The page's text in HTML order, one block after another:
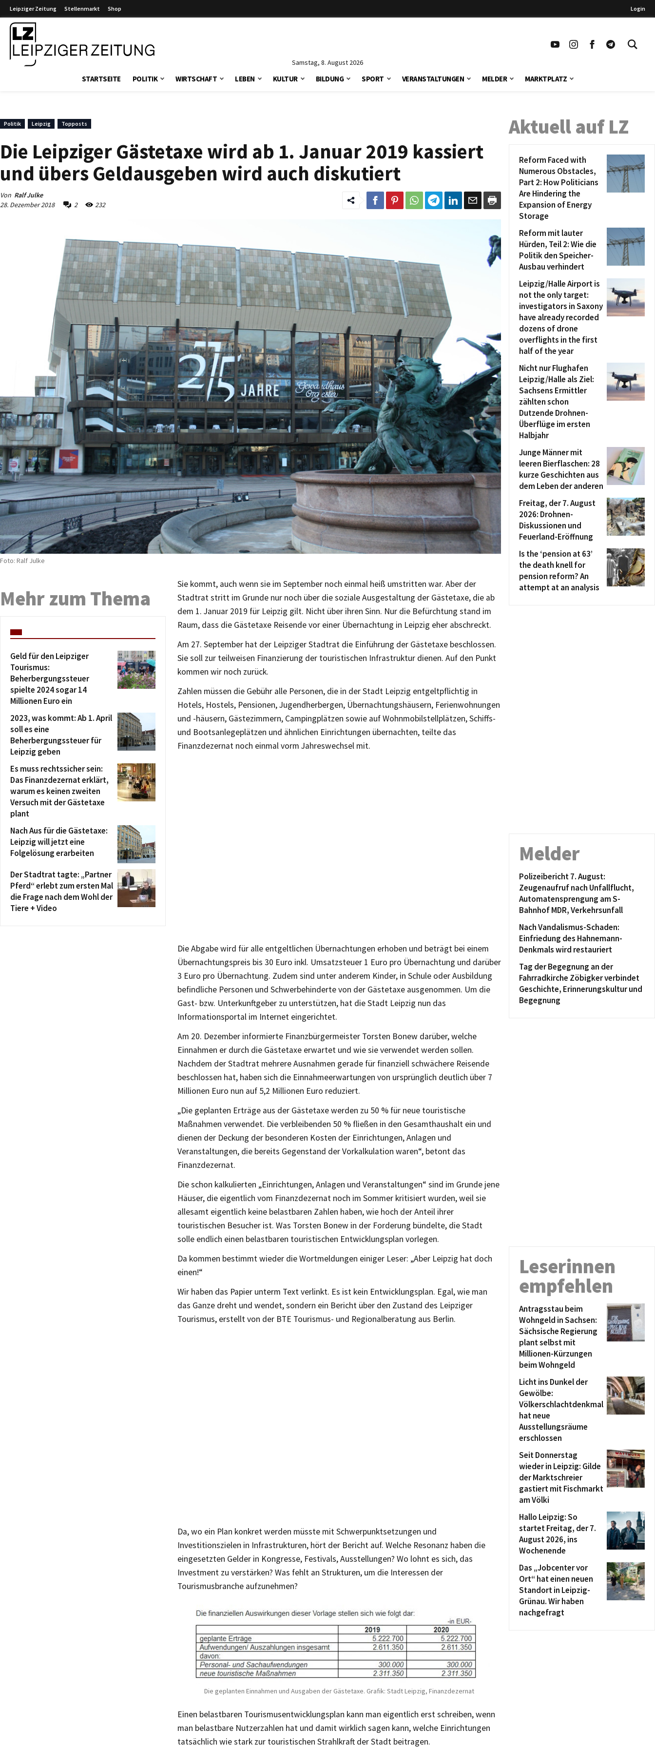
Leipziger Zeitung Stellenmarkt Shop Login
Samstag, 8. August 2026
STARTSEITE POLITIK WIRTSCHAFT LEBEN KULTUR BILDUNG SPORT VERANSTALTUNGEN MELDER MARKTPLATZ
Politik Leipzig Topposts
Die Leipziger Gästetaxe wird ab 1. Januar 2019 kassiert
und übers Geldausgeben wird auch diskutiert
Von Ralf Julke
28. Dezember 2018
2 232
Foto: Ralf Julke
Sie kommt, auch wenn sie im September noch einmal heiß umstritten war. Aber der
Stadtrat stritt im Grunde nur noch über die soziale Ausgestaltung der Gästetaxe, die ab
dem 1. Januar 2019 für Leipzig gilt. Nicht über ihren Sinn. Nur die Befürchtung stand im
Raum, dass die Gästetaxe Reisende vor einer Übernachtung in Leipzig eher abschreckt.
Am 27. September hat der Leipziger Stadtrat die Einführung der Gästetaxe beschlossen.
Sie soll zur teilweisen Finanzierung der touristischen Infrastruktur dienen. Auf den Punkt
kommen wir noch zurück.
Zahlen müssen die Gebühr alle Personen, die in der Stadt Leipzig entgeltpflichtig in
Hotels, Hostels, Pensionen, Jugendherbergen, Übernachtungshäusern, Ferienwohnungen
und -häusern, Gästezimmern, Campingplätzen sowie auf Wohnmobilstellplätzen, Schiffs-
und Bootsanlegeplätzen und ähnlichen Einrichtungen übernachten, teilte das
Finanzdezernat noch einmal vorm Jahreswechsel mit.
Die Abgabe wird für alle entgeltlichen Übernachtungen erhoben und beträgt bei einem
Übernachtungspreis bis 30 Euro inkl. Umsatzsteuer 1 Euro pro Übernachtung und darüber
3 Euro pro Übernachtung. Zudem sind unter anderem Kinder, in Schule oder Ausbildung
befindliche Personen und Schwerbehinderte von der Gästetaxe ausgenommen. Um die
Gast- bzw. Unterkunftgeber zu unterstützen, hat die Stadt Leipzig nun das
Informationsportal im Internet eingerichtet.
Am 20. Dezember informierte Finanzbürgermeister Torsten Bonew darüber, welche
Einnahmen er durch die Gästetaxe erwartet und wie sie verwendet werden sollen.
Nachdem der Stadtrat mehrere Ausnahmen gerade für finanziell schwächere Reisende
beschlossen hat, haben sich die Einnahmeerwartungen von ursprünglich deutlich über 7
Millionen Euro nun auf 5,2 Millionen Euro reduziert.
„Die geplanten Erträge aus der Gästetaxe werden zu 50 % für neue touristische
Maßnahmen verwendet. Die verbleibenden 50 % fließen in den Gesamthaushalt ein und
dienen der Deckung der besonderen Kosten der Einrichtungen, Anlagen und
Veranstaltungen, die bereits Gegenstand der Vorkalkulation waren“, betont das
Finanzdezernat.
Die schon kalkulierten „Einrichtungen, Anlagen und Veranstaltungen“ sind im Grunde jene
Häuser, die eigentlich vom Finanzdezernat noch im Sommer kritisiert wurden, weil sie
allesamt eigentlich keine belastbaren Zahlen haben, wie hoch der Anteil ihrer
touristischen Besucher ist. Was Torsten Bonew in der Forderung bündelte, die Stadt
solle endlich einen belastbaren touristischen Entwicklungsplan vorlegen.
Da kommen bestimmt wieder die Wortmeldungen einiger Leser: „Aber Leipzig hat doch
einen!“
Wir haben das Papier unterm Text verlinkt. Es ist kein Entwicklungsplan. Egal, wie man
das Ganze dreht und wendet, sondern ein Bericht über den Zustand des Leipziger
Tourismus, erstellt von der BTE Tourismus- und Regionalberatung aus Berlin.
Da, wo ein Plan konkret werden müsste mit Schwerpunktsetzungen und
Investitionszielen in Infrastrukturen, hört der Bericht auf. Welche Resonanz haben die
eingesetzten Gelder in Kongresse, Festivals, Ausstellungen? Wo lohnt es sich, das
Investment zu verstärken? Was fehlt an Strukturen, um die Interessen der
Tourismusbranche aufzunehmen?
Die geplanten Einnahmen und Ausgaben der Gästetaxe. Grafik: Stadt Leipzig, Finanzdezernat
Einen belastbaren Tourismusentwicklungsplan kann man eigentlich erst schreiben, wenn
man belastbare Nutzerzahlen hat und damit wirklich sagen kann, welche Einrichtungen
tatsächlich wie stark zur touristischen Strahlkraft der Stadt beitragen.
Mehr zum Thema
Geld für den Leipziger
Tourismus:
Beherbergungssteuer
spielte 2024 sogar 14
Millionen Euro ein
2023, was kommt: Ab 1. April
soll es eine
Beherbergungssteuer für
Leipzig geben
Es muss rechtssicher sein:
Das Finanzdezernat erklärt,
warum es keinen zweiten
Versuch mit der Gästetaxe
plant
Nach Aus für die Gästetaxe:
Leipzig will jetzt eine
Folgelösung erarbeiten
Der Stadtrat tagte: „Partner
Pferd“ erlebt zum ersten Mal
die Frage nach dem Wohl der
Tiere + Video
Aktuell auf LZ
Reform Faced with
Numerous Obstacles,
Part 2: How Politicians
Are Hindering the
Expansion of Energy
Storage
Reform mit lauter
Hürden, Teil 2: Wie die
Politik den Speicher-
Ausbau verhindert
Leipzig/Halle Airport is
not the only target:
investigators in Saxony
have already recorded
dozens of drone
overflights in the first
half of the year
Nicht nur Flughafen
Leipzig/Halle als Ziel:
Sachsens Ermittler
zählten schon
Dutzende Drohnen-
Überflüge im ersten
Halbjahr
Junge Männer mit
leeren Bierflaschen: 28
kurze Geschichten aus
dem Leben der anderen
Freitag, der 7. August
2026: Drohnen-
Diskussionen und
Feuerland-Eröffnung
Is the ‘pension at 63’
the death knell for
pension reform? An
attempt at an analysis
Melder
Polizeibericht 7. August:
Zeugenaufruf nach Unfallflucht,
Automatensprengung am S-
Bahnhof MDR, Verkehrsunfall
Nach Vandalismus-Schaden:
Einfriedung des Hahnemann-
Denkmals wird restauriert
Tag der Begegnung an der
Fahrradkirche Zöbigker verbindet
Geschichte, Erinnerungskultur und
Begegnung
Leserinnen
empfehlen
Antragsstau beim
Wohngeld in Sachsen:
Sächsische Regierung
plant selbst mit
Millionen-Kürzungen
beim Wohngeld
Licht ins Dunkel der
Gewölbe:
Völkerschlachtdenkmal
hat neue
Ausstellungsräume
erschlossen
Seit Donnerstag
wieder in Leipzig: Gilde
der Marktschreier
gastiert mit Fischmarkt
am Völki
Hallo Leipzig: So
startet Freitag, der 7.
August 2026, ins
Wochenende
Das „Jobcenter vor
Ort“ hat einen neuen
Standort in Leipzig-
Grünau. Wir haben
nachgefragt